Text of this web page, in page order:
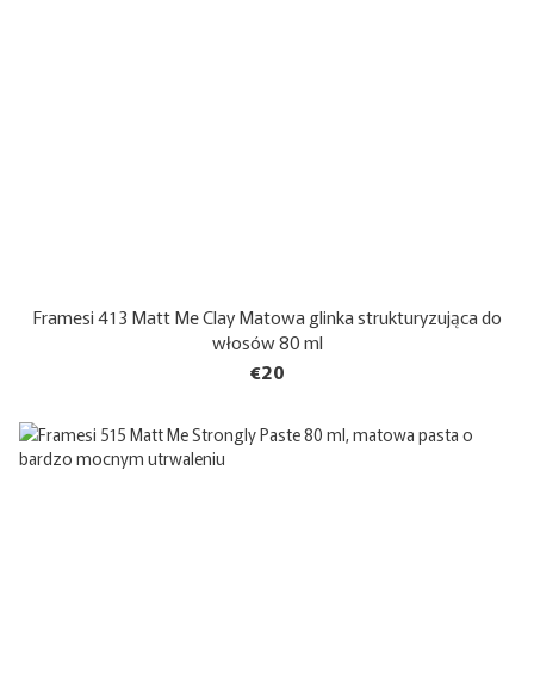
Framesi 413 Matt Me Clay Matowa glinka strukturyzująca do
włosów 80 ml
€20